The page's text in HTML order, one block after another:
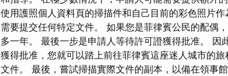
使用護照個人資料頁的掃描件和自己目前的彩色照片
需要提交任何特定文件。 如果您是菲律賓公民的配偶
多一年。 最後一步是申請人等待許可證獲得批准。 因
獲得批准，您就可以踏上前往菲律賓這座迷人城市的
文件。 最後，嘗試掃描實際文件的副本，以備在領事